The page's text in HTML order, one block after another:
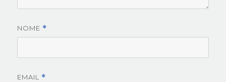
NOME *
EMAIL *